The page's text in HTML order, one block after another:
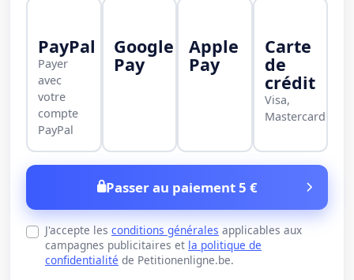
PayPal
Payer
avec
votre
compte
PayPal
Google
Pay
Apple
Pay
Carte
de
crédit
Visa,
Mastercard
Passer au paiement 5 €
J'accepte les conditions générales applicables aux
campagnes publicitaires et la politique de
confidentialité de Petitionenligne.be.